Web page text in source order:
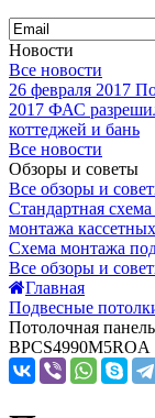
Новости
Все новости
26 февраля 2017
2017 ФАС
коттеджей и бань
Все новости
Обзоры и советы
Все обзоры и
Стандартная
монтажа
Схема монтажа
Все обзоры и
Главная
Подвесные
Потолочная
BPCS4990M5ROA